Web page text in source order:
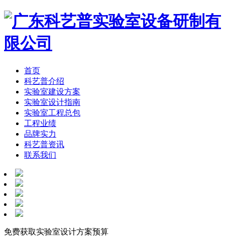
首页
科艺普介绍
实验室建设方案
实验室设计指南
实验室工程总包
工程业绩
品牌实力
科艺普资讯
联系我们
免费获取实验室设计方案预算